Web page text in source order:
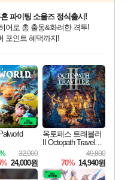
할인가를 만나보세요!
혜택과 함께 만나보세요!
인&추가 적립까지!
파이팅 소울즈 정식출시!
어로 총 출동&화려한 격투!
포인트 혜택까지!
니 혜택까지!
혜택가와 함께 예약하세요!
이버혜택으로 만나보세요!
페이 혜택과 만나보세요!
프로모션으로 만나보세요!
에 만나보세요!
디션 상시 할인!
로 예약 판매 중
게 충전하세요
32,000
24,000원
옥토패스 트래블러
II Octopath Traveler I
49,800
70% 14,940원